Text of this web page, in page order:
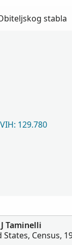
stabla
129.780
Taminelli
States, Census,